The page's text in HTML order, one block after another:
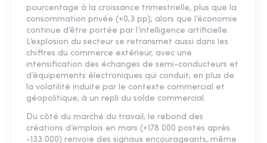
pourcentage à la croissance trimestrielle, plus que la
consommation privée (+0,3 pp), alors que l’économie
continue d’être portée par l’intelligence artificielle.
L’explosion du secteur se retransmet aussi dans les
chiffres du commerce extérieur, avec une
intensification des échanges de semi-conducteurs et
d’équipements électroniques qui conduit, en plus de
la volatilité induite par le contexte commercial et
géopolitique, à un repli du solde commercial.
Du côté du marché du travail, le rebond des
créations d’emplois en mars (+178 000 postes après
-133 000) renvoie des signaux encourageants, même